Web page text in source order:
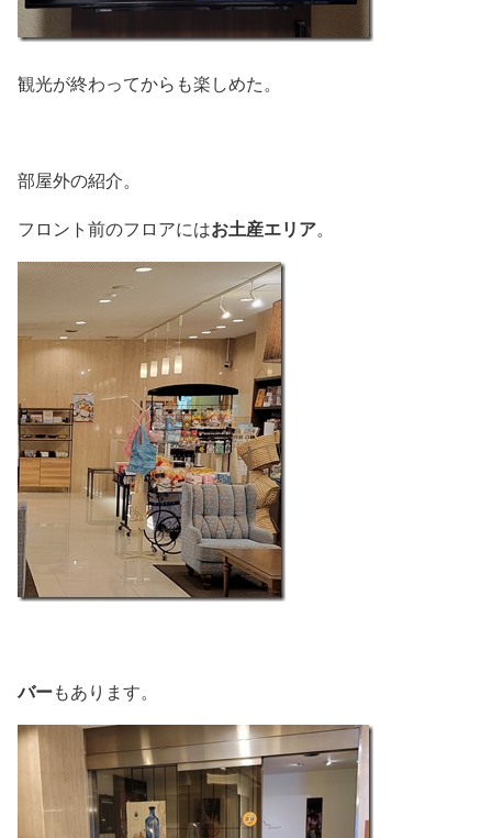
観光が終わってからも楽しめた。
部屋外の紹介。
フロント前のフロアにはお土産エリア。
バーもあります。